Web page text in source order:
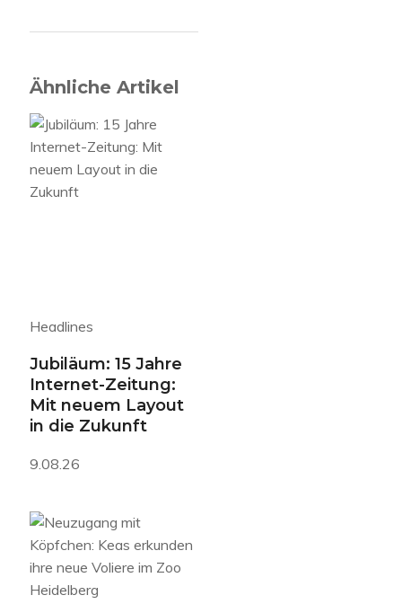
Ähnliche Artikel
Headlines
Jubiläum: 15 Jahre
Internet-Zeitung:
Mit neuem Layout
in die Zukunft
9.08.26